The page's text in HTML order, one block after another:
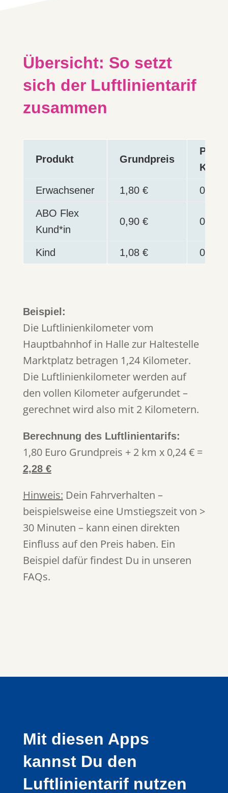
Übersicht: So setzt
sich der Luftlinientarif
zusammen
Produkt Grundpreis
Preis
Erwachsener 1,80 € 0,24 €
ABO Flex
Kund*in
0,90 € 0,12 €
Kind 1,08 € 0,14 €
Beispiel:
Die Luftlinienkilometer vom
Hauptbahnhof in Halle zur Haltestelle
Marktplatz betragen 1,24 Kilometer.
Die Luftlinienkilometer werden auf
den vollen Kilometer aufgerundet –
gerechnet wird also mit 2 Kilometern.
Berechnung des Luftlinientarifs:
1,80 Euro Grundpreis + 2 km x 0,24 € =
2,28 €
Hinweis: Dein Fahrverhalten –
beispielsweise eine Umstiegszeit von >
30 Minuten – kann einen direkten
Einfluss auf den Preis haben. Ein
Beispiel dafür findest Du in unseren
FAQs.
Mit diesen Apps
kannst Du den
Luftlinientarif nutzen